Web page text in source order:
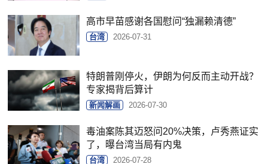
高市早苗感谢各国慰问“独漏赖清德”
台湾 2026-07-31
特朗普刚停火，伊朗为何反而主动开战？
专家揭背后算计
新闻解画 2026-07-30
毒油案陈其迈怒问20%决策，卢秀燕证实
了，曝台湾当局有内鬼
台湾 2026-07-28